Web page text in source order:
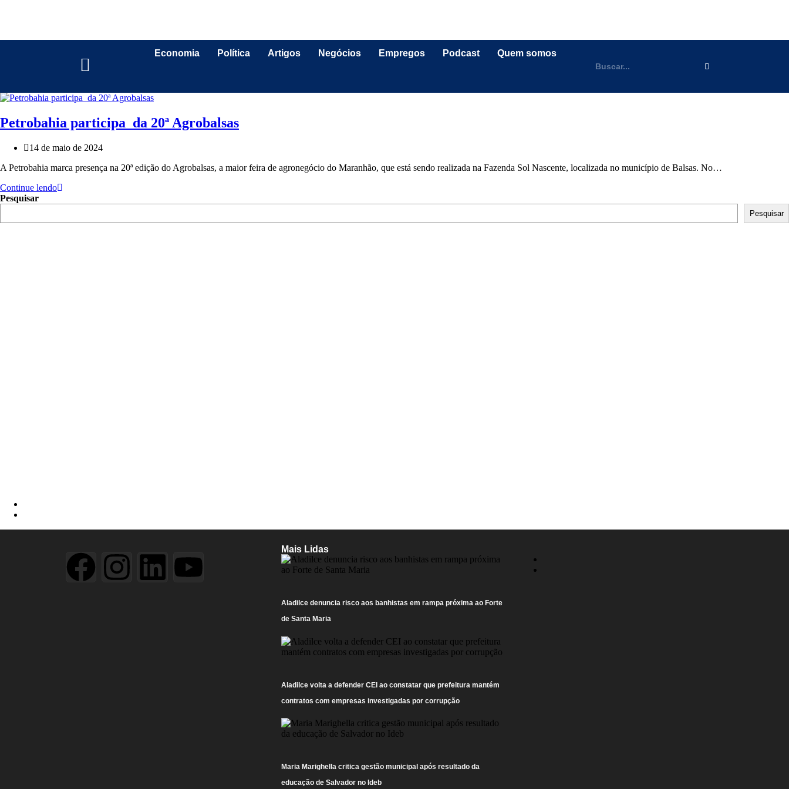
Economia Política Artigos Negócios Empregos Podcast Quem somos
Petrobahia participa da 20ª Agrobalsas
14 de maio de 2024
A Petrobahia marca presença na 20ª edição do Agrobalsas, a maior feira de agronegócio do Maranhão, que está sendo realizada na Fazenda Sol Nascente, localizada no município de Balsas. No…
Continue lendo
Pesquisar
Pesquisar
Mais Lidas
Aladilce denuncia risco aos banhistas em rampa próxima ao Forte
de Santa Maria
Aladilce volta a defender CEI ao constatar que prefeitura mantém
contratos com empresas investigadas por corrupção
Maria Marighella critica gestão municipal após resultado da
educação de Salvador no Ideb